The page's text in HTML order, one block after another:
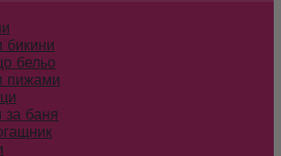
бикини
бельо
пижами
за баня